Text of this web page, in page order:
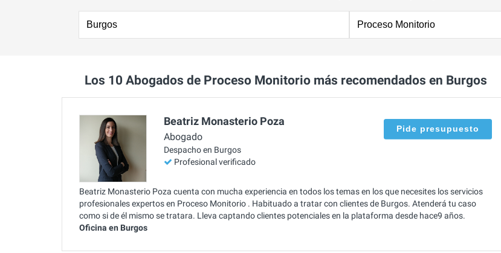
Los 10 Abogados de Proceso Monitorio más recomendados en Burgos
Beatriz Monasterio Poza
Abogado
Despacho en Burgos
Profesional verificado
Pide presupuesto
Beatriz Monasterio Poza cuenta con mucha experiencia en todos los temas en los que necesites los servicios
profesionales expertos en Proceso Monitorio . Habituado a tratar con clientes de Burgos. Atenderá tu caso
como si de él mismo se tratara. Lleva captando clientes potenciales en la plataforma desde hace9 años.
Oficina en Burgos